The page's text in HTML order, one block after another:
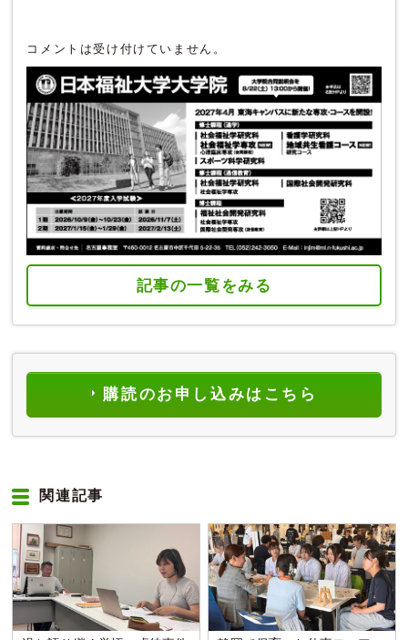
コメントは受け付けていません。
記事の一覧をみる
購読のお申し込みはこちら
関連記事